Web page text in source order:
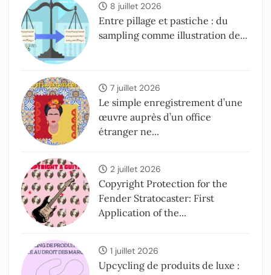
8 juillet 2026
Entre pillage et pastiche : du
sampling comme illustration de...
7 juillet 2026
Le simple enregistrement d’une
œuvre auprès d’un office
étranger ne...
2 juillet 2026
Copyright Protection for the
Fender Stratocaster: First
Application of the...
1 juillet 2026
Upcycling de produits de luxe :